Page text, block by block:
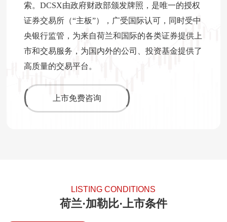
索。DCSX由政府财政部颁发牌照，是唯一的授权
证券交易所（“主板”），广受国际认可，同时受中
央银行监管，为来自荷兰和国际的各类证券提供上
市和交易服务，为国内外的公司、投资基金提供了
高质量的交易平台。
上市免费咨询
LISTING CONDITIONS
荷兰·加勒比·上市条件